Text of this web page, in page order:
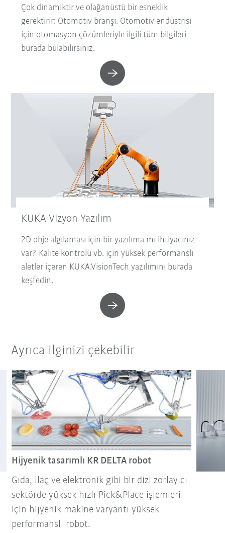
Çok dinamiktir ve olağanüstü bir esneklik
gerektirir: Otomotiv branşı. Otomotiv endüstrisi
için otomasyon çözümleriyle ilgili tüm bilgileri
burada bulabilirsiniz.
KUKA Vizyon Yazılım
2D obje algılaması için bir yazılıma mı ihtiyacınız
var? Kalite kontrolü vb. için yüksek performanslı
aletler içeren KUKA.VisionTech yazılımını burada
keşfedin.
Ayrıca ilginizi çekebilir
Hijyenik tasarımlı KR DELTA robot
Gıda, ilaç ve elektronik gibi bir dizi zorlayıcı
sektörde yüksek hızlı Pick&Place işlemleri
için hijyenik makine varyantı yüksek
performanslı robot.